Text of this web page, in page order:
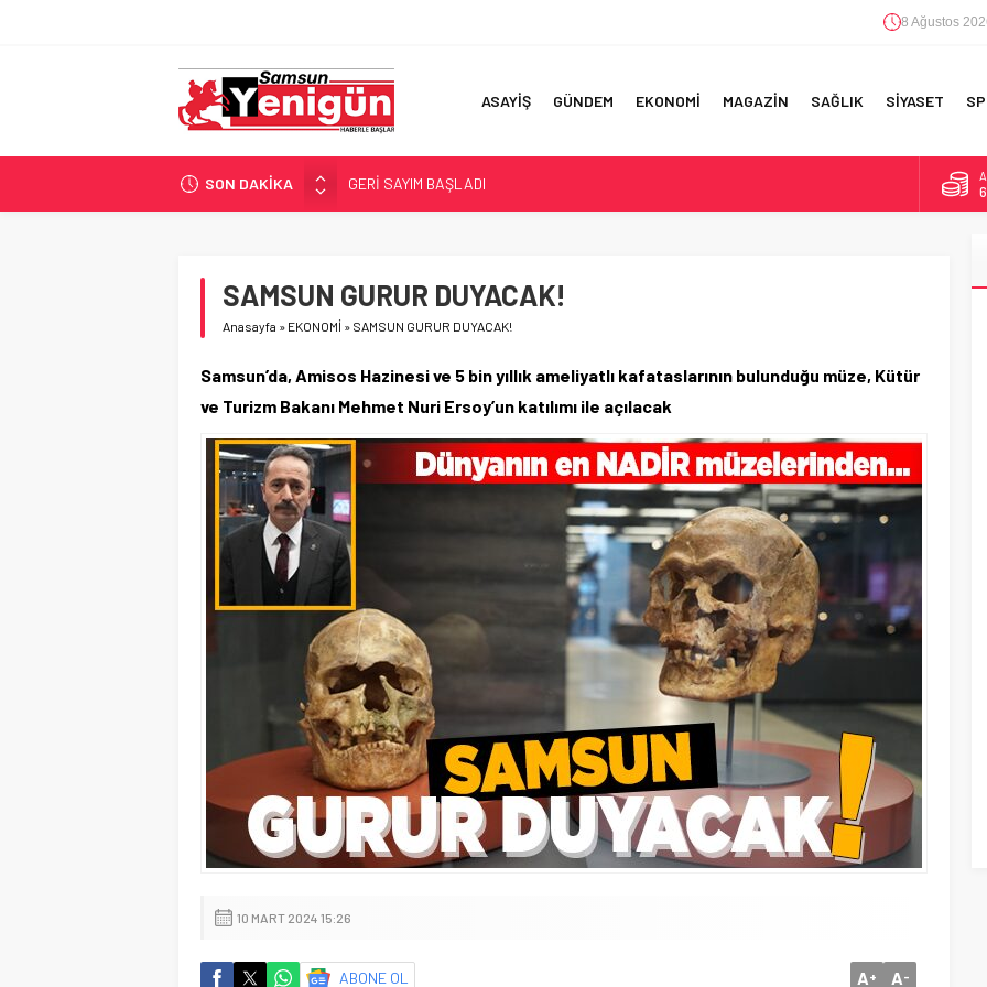
8 Ağustos
ASAYİŞ GÜNDEM EKONOMİ MAGAZİN SAĞLIK SİYASET
SON DAKİKA
GERİ SAYIM BAŞLADI
SAMSUNSPOR’DA HEDEF 5’İNCİLİK!
İŞTE FINDIK FİYATI!
SAMSUN GURUR DUYACAK!
Anasayfa » EKONOMİ » SAMSUN GURUR DUYACAK!
Samsun’da, Amisos Hazinesi ve 5 bin yıllık ameliyatlı kafataslarının bulunduğu müze, Kütür
ve Turizm Bakanı Mehmet Nuri Ersoy’un katılımı ile açılacak
10 MART 2024 15:26
ABONE OL A+ A-